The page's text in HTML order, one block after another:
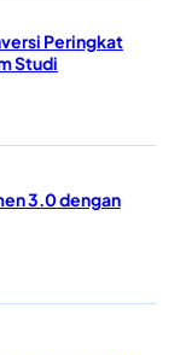
Peringkat
Studi
3.0 dengan